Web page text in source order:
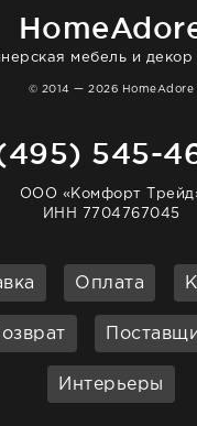
мебель и декор
© 2014 — 2026 HomeAdore
545-
ООО «Комфорт
ИНН 7704767045
Оплата
Интерьеры